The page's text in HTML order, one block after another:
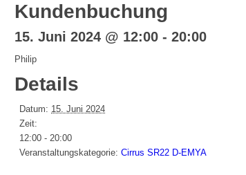
Kundenbuchung
15. Juni 2024 @ 12:00 - 20:00
Philip
Details
Datum: 15. Juni 2024
Zeit:
12:00 - 20:00
Veranstaltungskategorie: Cirrus SR22 D-EMYA